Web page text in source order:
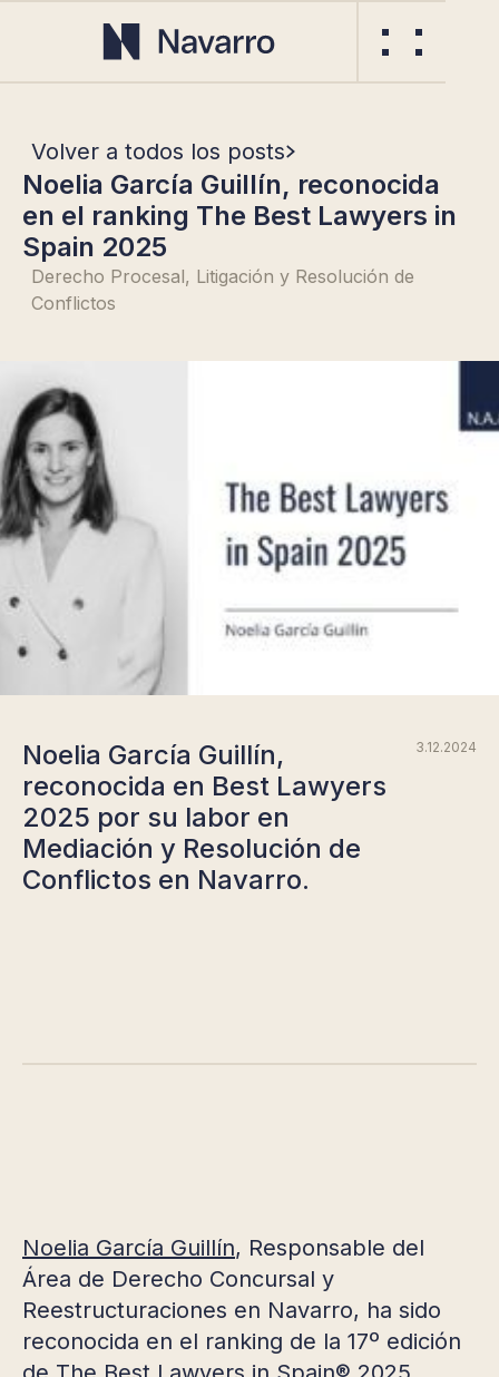
Volver a todos los posts
Noelia García Guillín, reconocida
en el ranking The Best Lawyers in
Spain 2025
Derecho Procesal, Litigación y Resolución de
Conflictos
Noelia García Guillín,
reconocida en Best Lawyers
2025 por su labor en
Mediación y Resolución de
Conflictos en Navarro.
3.12.2024
Noelia García Guillín, Responsable del
Área de Derecho Concursal y
Reestructuraciones en Navarro, ha sido
reconocida en el ranking de la 17º edición